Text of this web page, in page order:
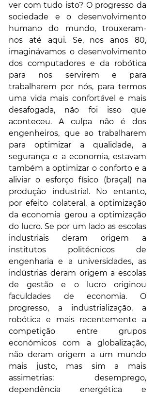
ver com tudo isto? O progresso da
sociedade e o desenvolvimento
humano do mundo, trouxeram-
nos até aqui. Se, nos anos 80,
imaginávamos o desenvolvimento
dos computadores e da robótica
para nos servirem e para
trabalharem por nós, para termos
uma vida mais confortável e mais
desafogada, não foi isso que
aconteceu. A culpa não é dos
engenheiros, que ao trabalharem
para optimizar a qualidade, a
segurança e a economia, estavam
também a optimizar o conforto e a
aliviar o esforço físico (braçal) na
produção industrial. No entanto,
por efeito colateral, a optimização
da economia gerou a optimização
do lucro. Se por um lado as escolas
industriais deram origem a
institutos politécnicos de
engenharia e a universidades, as
indústrias deram origem a escolas
de gestão e o lucro originou
faculdades de economia. O
progresso, a industrialização, a
robótica e mais recentemente a
competição entre grupos
económicos com a globalização,
não deram origem a um mundo
mais justo, mas sim a mais
assimetrias: desemprego,
dependência energética e